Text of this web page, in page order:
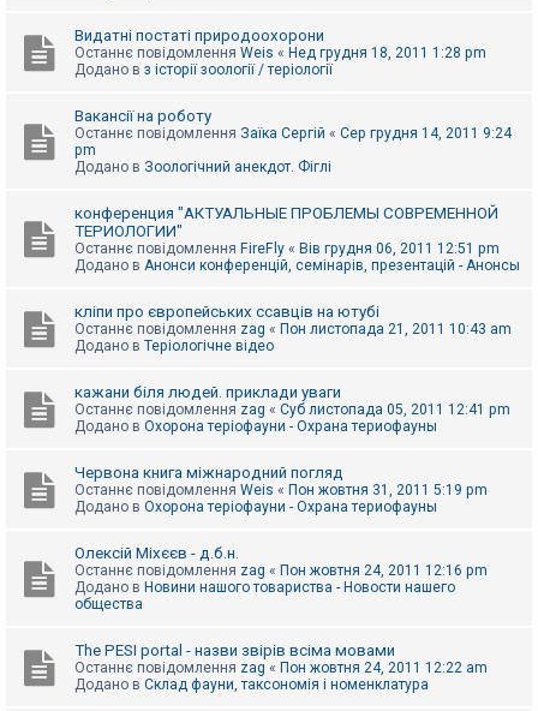
Видатні постаті природоохорони
Останнє повідомлення Weis « Нед грудня 18, 2011 1:28 pm
Додано в з історії зоології / теріології
Вакансії на роботу
Останнє повідомлення Заїка Сергій « Сер грудня 14, 2011 9:24
pm
Додано в Зоологічний анекдот. Фіглі
конференция "АКТУАЛЬНЫЕ ПРОБЛЕМЫ СОВРЕМЕННОЙ
ТЕРИОЛОГИИ"
Останнє повідомлення FireFly « Вів грудня 06, 2011 12:51 pm
Додано в Анонси конференцій, семінарів, презентацій - Анонсы
кліпи про європейських ссавців на ютубі
Останнє повідомлення zag « Пон листопада 21, 2011 10:43 am
Додано в Теріологічне відео
кажани біля людей. приклади уваги
Останнє повідомлення zag « Суб листопада 05, 2011 12:41 pm
Додано в Охорона теріофауни - Охрана териофауны
Червона книга міжнародний погляд
Останнє повідомлення Weis « Пон жовтня 31, 2011 5:19 pm
Додано в Охорона теріофауни - Охрана териофауны
Олексій Міхєєв - д.б.н.
Останнє повідомлення zag « Пон жовтня 24, 2011 12:16 pm
Додано в Новини нашого товариства - Новости нашего
общества
The PESI portal - назви звірів всіма мовами
Останнє повідомлення zag « Пон жовтня 24, 2011 12:22 am
Додано в Склад фауни, таксономія і номенклатура